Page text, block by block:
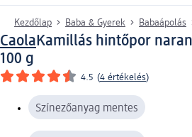
Kezdőlap Baba & Gyerek Babaápolás
Caola Kamillás hintőpor
100 g
4.5 (4 értékelés)
Színezőanyag mentes